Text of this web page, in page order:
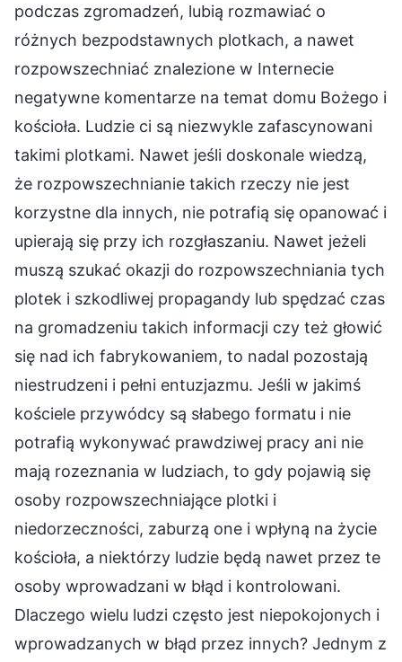
podczas zgromadzeń, lubią rozmawiać o
różnych bezpodstawnych plotkach, a nawet
rozpowszechniać znalezione w Internecie
negatywne komentarze na temat domu Bożego i
kościoła. Ludzie ci są niezwykle zafascynowani
takimi plotkami. Nawet jeśli doskonale wiedzą,
że rozpowszechnianie takich rzeczy nie jest
korzystne dla innych, nie potrafią się opanować i
upierają się przy ich rozgłaszaniu. Nawet jeżeli
muszą szukać okazji do rozpowszechniania tych
plotek i szkodliwej propagandy lub spędzać czas
na gromadzeniu takich informacji czy też głowić
się nad ich fabrykowaniem, to nadal pozostają
niestrudzeni i pełni entuzjazmu. Jeśli w jakimś
kościele przywódcy są słabego formatu i nie
potrafią wykonywać prawdziwej pracy ani nie
mają rozeznania w ludziach, to gdy pojawią się
osoby rozpowszechniające plotki i
niedorzeczności, zaburzą one i wpłyną na życie
kościoła, a niektórzy ludzie będą nawet przez te
osoby wprowadzani w błąd i kontrolowani.
Dlaczego wielu ludzi często jest niepokojonych i
wprowadzanych w błąd przez innych? Jednym z